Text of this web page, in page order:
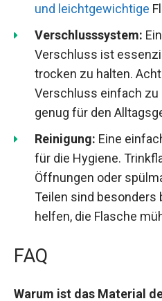
und leichtgewichtige
Verschlusssystem:
Verschluss ist
trocken zu halten.
Verschluss einfach zu
genug für den
Reinigung: Eine
für die Hygiene.
Öffnungen oder
Teilen sind
helfen, die Flasche
FAQ
Warum ist das Material